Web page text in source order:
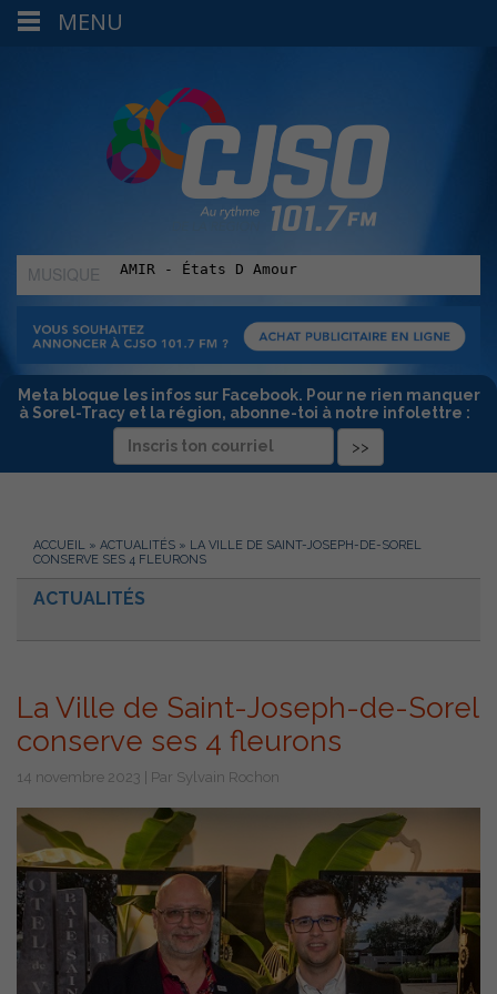
MUSIQUE
:
Meta bloque les infos sur Facebook. Pour ne rien manquer
à Sorel-Tracy et la région, abonne-toi à notre infolettre :
ACCUEIL » ACTUALITÉS » LA VILLE DE SAINT-JOSEPH-DE-SOREL
CONSERVE SES 4 FLEURONS
ACTUALITÉS
La Ville de Saint-Joseph-de-Sorel
conserve ses 4 fleurons
14 novembre 2023 | Par Sylvain Rochon
MENU